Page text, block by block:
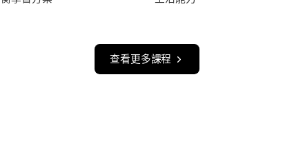
查看更多課程